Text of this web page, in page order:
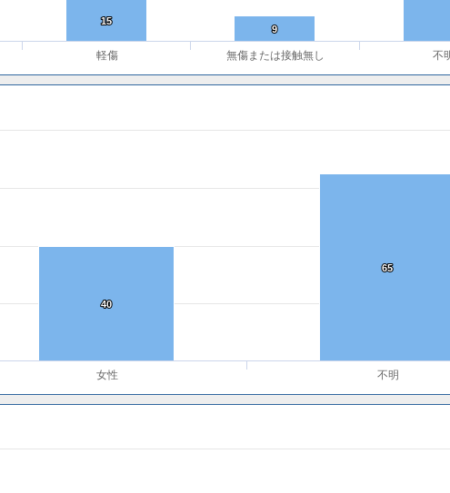
15
15
9
9
軽傷 無傷または接触無し 不
40
40
65
65
女性 不明